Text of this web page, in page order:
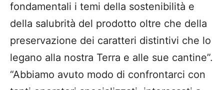
fondamentali i temi della sostenibilità e
della salubrità del prodotto oltre che della
preservazione dei caratteri distintivi che lo
legano alla nostra Terra e alle sue cantine”.
“Abbiamo avuto modo di confrontarci con